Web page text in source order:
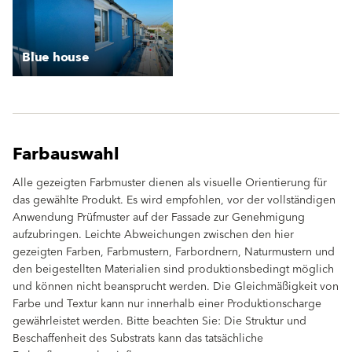
Blue house
Farbauswahl
Alle gezeigten Farbmuster dienen als visuelle Orientierung für
das gewählte Produkt. Es wird empfohlen, vor der vollständigen
Anwendung Prüfmuster auf der Fassade zur Genehmigung
aufzubringen. Leichte Abweichungen zwischen den hier
gezeigten Farben, Farbmustern, Farbordnern, Naturmustern und
den beigestellten Materialien sind produktionsbedingt möglich
und können nicht beansprucht werden. Die Gleichmäßigkeit von
Farbe und Textur kann nur innerhalb einer Produktionscharge
gewährleistet werden. Bitte beachten Sie: Die Struktur und
Beschaffenheit des Substrats kann das tatsächliche